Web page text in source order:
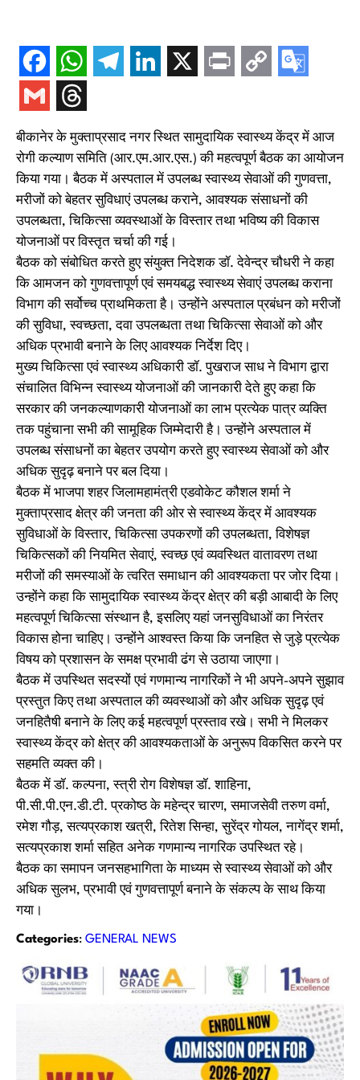
बीकानेर के मुक्ताप्रसाद नगर स्थित सामुदायिक स्वास्थ्य केंद्र में आज
रोगी कल्याण समिति (आर.एम.आर.एस.) की महत्वपूर्ण बैठक का आयोजन
किया गया। बैठक में अस्पताल में उपलब्ध स्वास्थ्य सेवाओं की गुणवत्ता,
मरीजों को बेहतर सुविधाएं उपलब्ध कराने, आवश्यक संसाधनों की
उपलब्धता, चिकित्सा व्यवस्थाओं के विस्तार तथा भविष्य की विकास
योजनाओं पर विस्तृत चर्चा की गई।
बैठक को संबोधित करते हुए संयुक्त निदेशक डॉ. देवेन्द्र चौधरी ने कहा
कि आमजन को गुणवत्तापूर्ण एवं समयबद्ध स्वास्थ्य सेवाएं उपलब्ध कराना
विभाग की सर्वोच्च प्राथमिकता है। उन्होंने अस्पताल प्रबंधन को मरीजों
की सुविधा, स्वच्छता, दवा उपलब्धता तथा चिकित्सा सेवाओं को और
अधिक प्रभावी बनाने के लिए आवश्यक निर्देश दिए।
मुख्य चिकित्सा एवं स्वास्थ्य अधिकारी डॉ. पुखराज साध ने विभाग द्वारा
संचालित विभिन्न स्वास्थ्य योजनाओं की जानकारी देते हुए कहा कि
सरकार की जनकल्याणकारी योजनाओं का लाभ प्रत्येक पात्र व्यक्ति
तक पहुंचाना सभी की सामूहिक जिम्मेदारी है। उन्होंने अस्पताल में
उपलब्ध संसाधनों का बेहतर उपयोग करते हुए स्वास्थ्य सेवाओं को और
अधिक सुदृढ़ बनाने पर बल दिया।
बैठक में भाजपा शहर जिलामहामंत्री एडवोकेट कौशल शर्मा ने
मुक्ताप्रसाद क्षेत्र की जनता की ओर से स्वास्थ्य केंद्र में आवश्यक
सुविधाओं के विस्तार, चिकित्सा उपकरणों की उपलब्धता, विशेषज्ञ
चिकित्सकों की नियमित सेवाएं, स्वच्छ एवं व्यवस्थित वातावरण तथा
मरीजों की समस्याओं के त्वरित समाधान की आवश्यकता पर जोर दिया।
उन्होंने कहा कि सामुदायिक स्वास्थ्य केंद्र क्षेत्र की बड़ी आबादी के लिए
महत्वपूर्ण चिकित्सा संस्थान है, इसलिए यहां जनसुविधाओं का निरंतर
विकास होना चाहिए। उन्होंने आश्वस्त किया कि जनहित से जुड़े प्रत्येक
विषय को प्रशासन के समक्ष प्रभावी ढंग से उठाया जाएगा।
बैठक में उपस्थित सदस्यों एवं गणमान्य नागरिकों ने भी अपने-अपने सुझाव
प्रस्तुत किए तथा अस्पताल की व्यवस्थाओं को और अधिक सुदृढ़ एवं
जनहितैषी बनाने के लिए कई महत्वपूर्ण प्रस्ताव रखे। सभी ने मिलकर
स्वास्थ्य केंद्र को क्षेत्र की आवश्यकताओं के अनुरूप विकसित करने पर
सहमति व्यक्त की।
बैठक में डॉ. कल्पना, स्त्री रोग विशेषज्ञ डॉ. शाहिना,
पी.सी.पी.एन.डी.टी. प्रकोष्ठ के महेन्द्र चारण, समाजसेवी तरुण वर्मा,
रमेश गौड़, सत्यप्रकाश खत्री, रितेश सिन्हा, सुरेंद्र गोयल, नागेंद्र शर्मा,
सत्यप्रकाश शर्मा सहित अनेक गणमान्य नागरिक उपस्थित रहे।
बैठक का समापन जनसहभागिता के माध्यम से स्वास्थ्य सेवाओं को और
अधिक सुलभ, प्रभावी एवं गुणवत्तापूर्ण बनाने के संकल्प के साथ किया
गया।
Categories: GENERAL NEWS